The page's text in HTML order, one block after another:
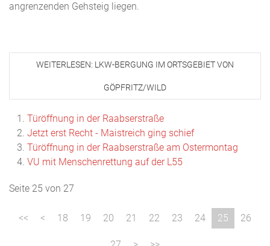
angrenzenden Gehsteig liegen.
WEITERLESEN: LKW-BERGUNG IM ORTSGEBIET VON
GÖPFRITZ/WILD
Türöffnung in der Raabserstraße
Jetzt erst Recht - Maistreich ging schief
Türöffnung in der Raabserstraße am Ostermontag
VU mit Menschenrettung auf der L55
Seite 25 von 27
18 19 20 21 22 23 24 25 26